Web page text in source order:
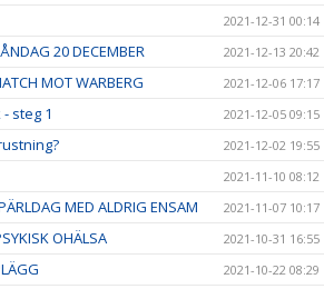
2021-12-31 00:14
20 DECEMBER 2021-12-13 20:42
MOT WARBERG 2021-12-06 17:17
steg 1 2021-12-05 09:15
2021-12-02 19:55
2021-11-10 08:12
MED ALDRIG ENSAM 2021-11-07 10:17
OHÄLSA 2021-10-31 16:55
2021-10-22 08:29